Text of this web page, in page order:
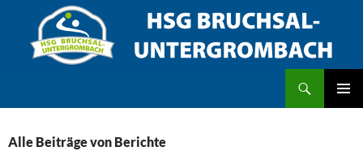
springen
Alle Beiträge von Berichte